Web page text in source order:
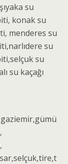
su
, konaksu
, menderes su
,narlıdere su
,selçuksu
su kaçağı